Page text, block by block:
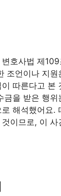
호사법 제
조언이나 지
따른다고 본
금을 받은 행
해석했어요.
이므로, 이